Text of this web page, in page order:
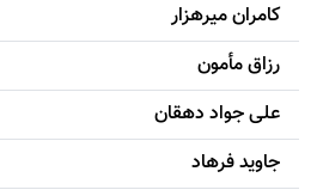
کامران میرهزار
رزاق مأمون
علی جواد دهقان
جاويد فرهاد